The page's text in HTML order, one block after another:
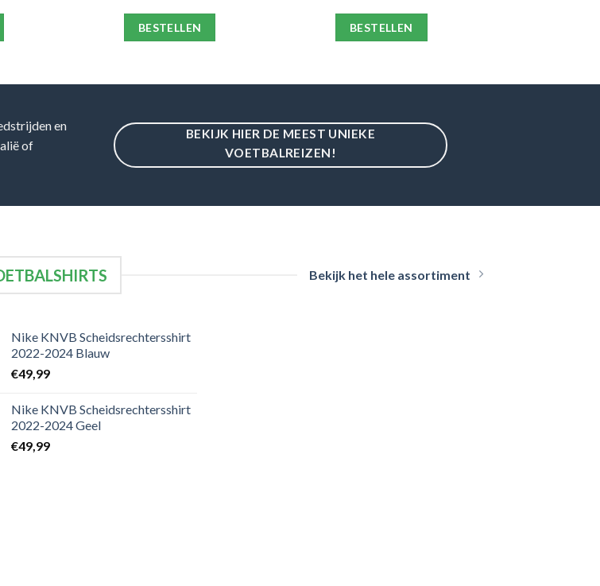
BESTELLEN BESTELLEN
en
of
BEKIJK HIER DE MEEST UNIEKE
VOETBALREIZEN!
Bekijk het hele assortiment
Nike KNVB Scheidsrechtersshirt
2022-2024 Blauw
€49,99
Nike KNVB Scheidsrechtersshirt
2022-2024 Geel
€49,99